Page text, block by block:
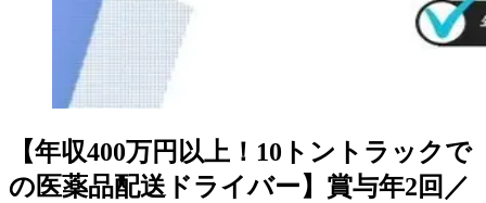
【年収400万円以上！10トントラックで
の医薬品配送ドライバー】賞与年2回／